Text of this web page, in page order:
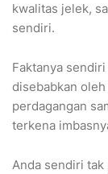
kwalitas jelek,
sendiri.
Faktanya
disebabkan
perdagangan
terkena
Anda sendiri tak